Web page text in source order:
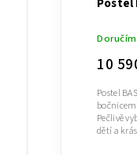
10
Postel
Pečlivě
dětí a